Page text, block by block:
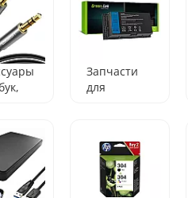
Запчасти
для